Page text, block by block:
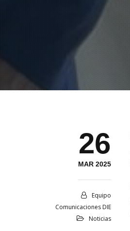
26
MAR 2025
Equipo
Comunicaciones DIE
Noticias